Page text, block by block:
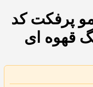
پرفکت کد
گرم رنگ قهوه ای